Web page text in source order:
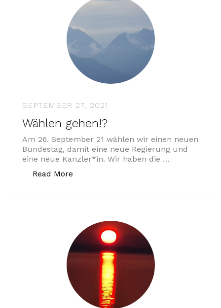
SEPTEMBER 27, 2021
Wählen gehen!?
Am 26. September 21 wählen wir einen neuen
Bundestag, damit eine neue Regierung und
eine neue Kanzler*in. Wir haben die …
Read More